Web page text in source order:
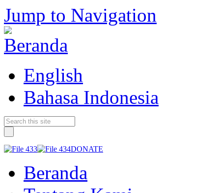
Jump to Navigation
English
Bahasa Indonesia
DONATE
Beranda